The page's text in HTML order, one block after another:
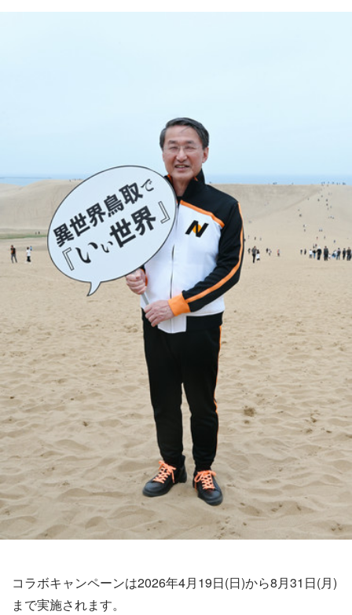
コラボキャンペーンは2026年4月19日(日)から8月31日(月)
まで実施されます。